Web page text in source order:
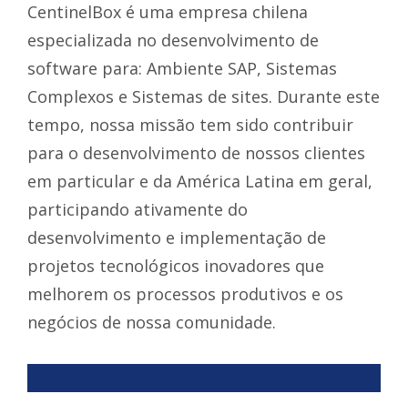
CentinelBox é uma empresa chilena
especializada no desenvolvimento de
software para: Ambiente SAP, Sistemas
Complexos e Sistemas de sites. Durante este
tempo, nossa missão tem sido contribuir
para o desenvolvimento de nossos clientes
em particular e da América Latina em geral,
participando ativamente do
desenvolvimento e implementação de
projetos tecnológicos inovadores que
melhorem os processos produtivos e os
negócios de nossa comunidade.